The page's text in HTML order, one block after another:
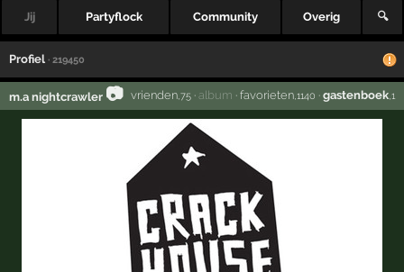
Jij Partyflock Community Overig 🔍
Profiel · 219450
m.a nightcrawler 📷 vrienden,75· album · favorieten,1140 · gastenboek,1